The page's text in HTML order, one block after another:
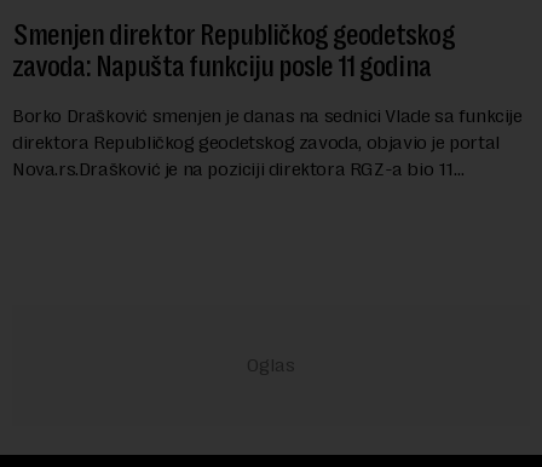
Smenjen direktor Republičkog geodetskog
zavoda: Napušta funkciju posle 11 godina
Borko Drašković smenjen je danas na sednici Vlade sa funkcije
direktora Republičkog geodetskog zavoda, objavio je portal
Nova.rs.Drašković je na poziciji direktora RGZ-a bio 11